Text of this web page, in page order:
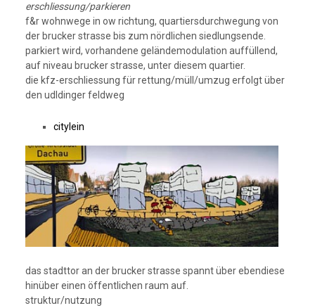
erschliessung/parkieren
f&r wohnwege in ow richtung, quartiersdurchwegung von
der brucker strasse bis zum nördlichen siedlungsende.
parkiert wird, vorhandene geländemodulation auffüllend,
auf niveau brucker strasse, unter diesem quartier.
die kfz-erschliessung für rettung/müll/umzug erfolgt über
den udldinger feldweg
citylein
das stadttor an der brucker strasse spannt über ebendiese
hinüber einen öffentlichen raum auf.
struktur/nutzung